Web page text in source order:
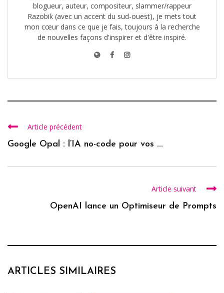
blogueur, auteur, compositeur, slammer/rappeur
Razobik (avec un accent du sud-ouest), je mets tout
mon cœur dans ce que je fais, toujours à la recherche
de nouvelles façons d'inspirer et d'être inspiré.
Article précédent
Google Opal : l’IA no-code pour vos ...
Article suivant
OpenAI lance un Optimiseur de Prompts
ARTICLES SIMILAIRES